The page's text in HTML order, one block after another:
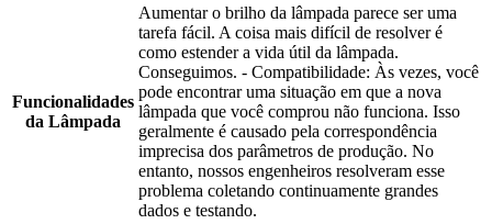
Funcionalidades
da Lâmpada
Aumentar o brilho da lâmpada parece ser uma
tarefa fácil. A coisa mais difícil de resolver é
como estender a vida útil da lâmpada.
Conseguimos. - Compatibilidade: Às vezes, você
pode encontrar uma situação em que a nova
lâmpada que você comprou não funciona. Isso
geralmente é causado pela correspondência
imprecisa dos parâmetros de produção. No
entanto, nossos engenheiros resolveram esse
problema coletando continuamente grandes
dados e testando.